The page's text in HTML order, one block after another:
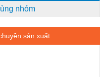
nhóm
sản xuất